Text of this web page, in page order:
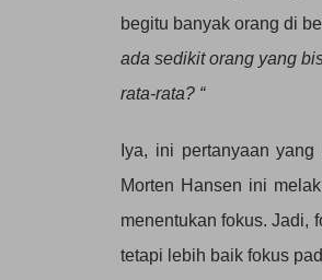
begitu banyak orang di
ada sedikit orang yang
rata-rata? “
Iya, ini pertanyaan
Morten Hansen ini
menentukan fokus. Jadi,
tetapi lebih baik fokus